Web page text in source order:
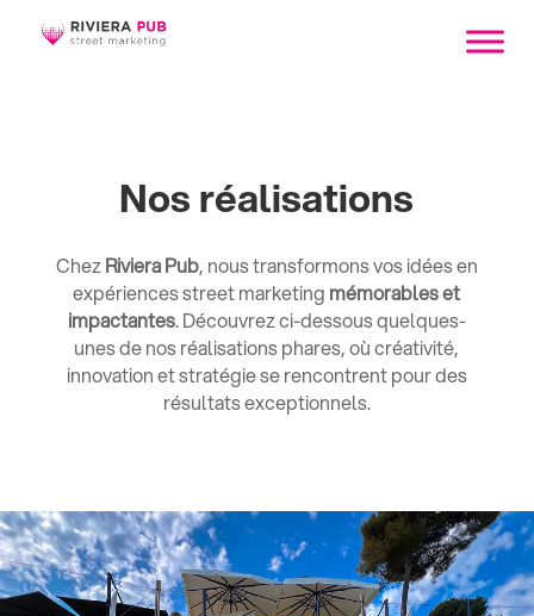
Nos réalisations
ChezRiviera Pub, nous transformons vos idées en
expériences street marketing mémorables et
impactantes. Découvrez ci-dessous quelques-
unes de nos réalisations phares, où créativité,
innovation et stratégie se rencontrent pour des
résultats exceptionnels.